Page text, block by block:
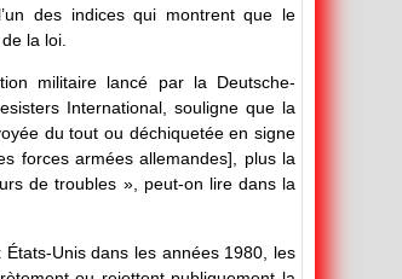
des indices qui montrent que le
la loi.
militaire lancé par la Deutsche-
International, souligne que la
du tout ou déchiquetée en signe
forces armées allemandes], plus la
de troubles », peut-on lire dans la
Unis dans les années 1980, les